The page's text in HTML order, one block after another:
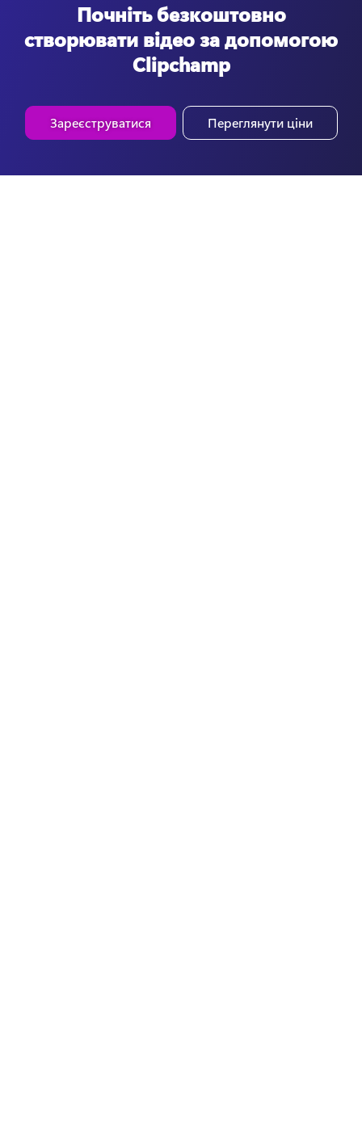
Почніть безкоштовно
створювати відео за допомогою
Clipchamp
Зареєструватися Переглянути ціни